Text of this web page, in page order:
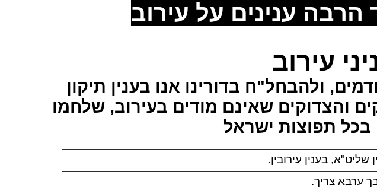
הרבה ענינים על עירוב
עירוב
ולהבחל"ח בדורינו אנו בענין תיקון
והצדוקים שאינם מודים בעירוב, שלחמו
בכל תפוצות ישראל
בענין עירובין.
ערבא צריך.